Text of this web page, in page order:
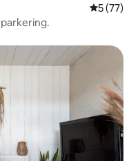
5 ud af 5 i
5 (77)